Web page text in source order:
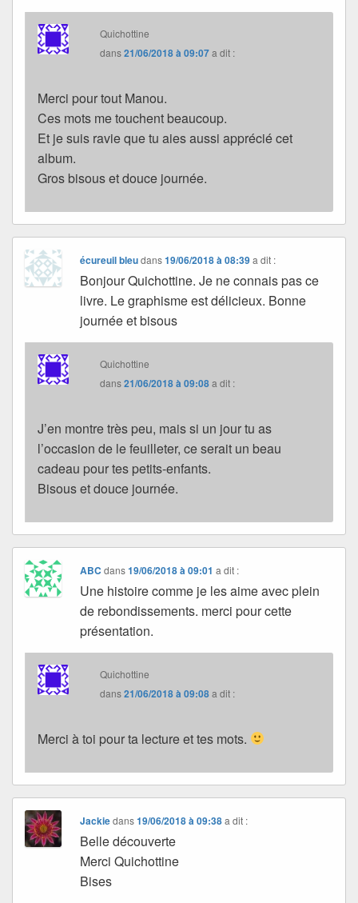
Quichottine
dans21/06/2018 à 09:07a dit :
Merci pour tout Manou.
Ces mots me touchent beaucoup.
Et je suis ravie que tu aies aussi apprécié cet
album.
Gros bisous et douce journée.
écureuil bleudans19/06/2018 à 08:39 a dit :
Bonjour Quichottine. Je ne connais pas ce
livre. Le graphisme est délicieux. Bonne
journée et bisous
Quichottine
dans21/06/2018 à 09:08a dit :
J’en montre très peu, mais si un jour tu as
l’occasion de le feuilleter, ce serait un beau
cadeau pour tes petits-enfants.
Bisous et douce journée.
ABC dans19/06/2018 à 09:01 a dit :
Une histoire comme je les aime avec plein
de rebondissements. merci pour cette
présentation.
Quichottine
dans21/06/2018 à 09:08a dit :
Merci à toi pour ta lecture et tes mots.
Jackiedans19/06/2018 à 09:38 a dit :
Belle découverte
Merci Quichottine
Bises